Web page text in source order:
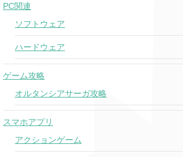
PC関連
ソフトウェア
ハードウェア
ゲーム攻略
オルタンシアサーガ攻略
スマホアプリ
アクションゲーム